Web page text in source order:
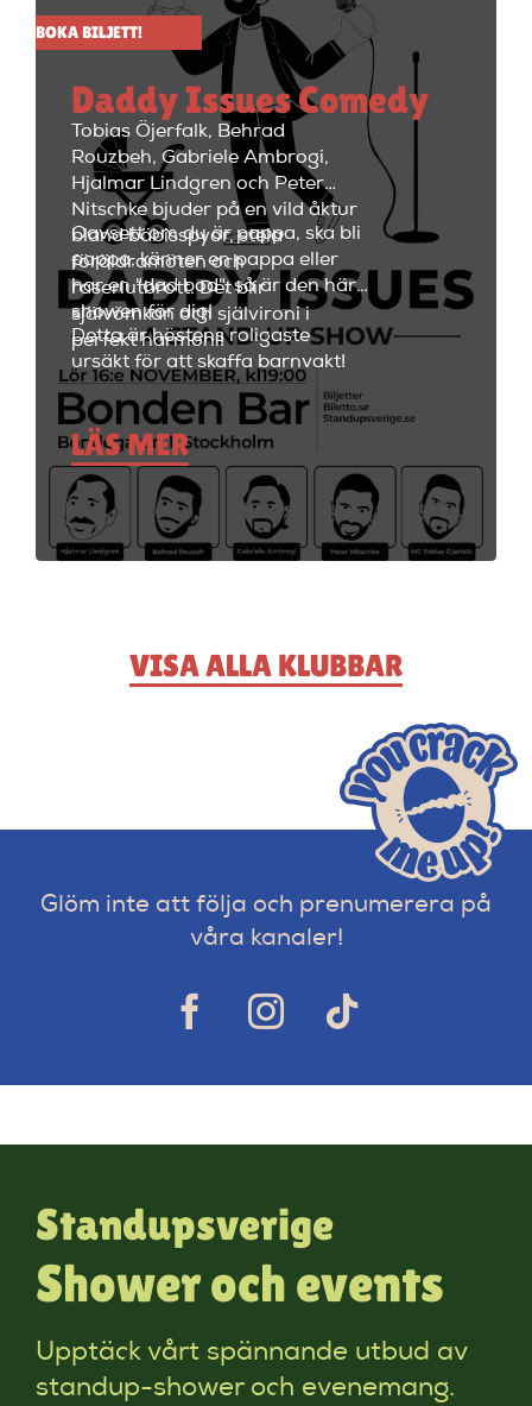
håller på i ungefär två timmar
med en paus i mitten på 15
minuter. Efter showen kan
kvällen fortsätta med fest i
restaurangdelen med ett stort
utbud av fantastiska cocktails
och fräscha drinkar.
BOKA BILJETT!
Daddy Issues Comedy
Tobias Öjerfalk, Behrad
Rouzbeh, Gabriele Ambrogi,
Hjalmar Lindgren och Peter
Nitschke bjuder på en vild åktur
bland bäbisspyor, stela
föräldramöten och
raseriutbrott. Det blir
självömkan och självironi i
perfekt harmoni!
Oavsett om du är pappa, ska bli
pappa, känner en pappa eller
har en "dad bod", så är den här
showen för dig!
Detta är höstens roligaste
ursäkt för att skaffa barnvakt!
LÄS MER
VISA ALLA KLUBBAR
Glöm inte att följa och prenumerera på
våra kanaler!
Standupsverige
Shower och events
Upptäck vårt spännande utbud av
standup-shower och evenemang.